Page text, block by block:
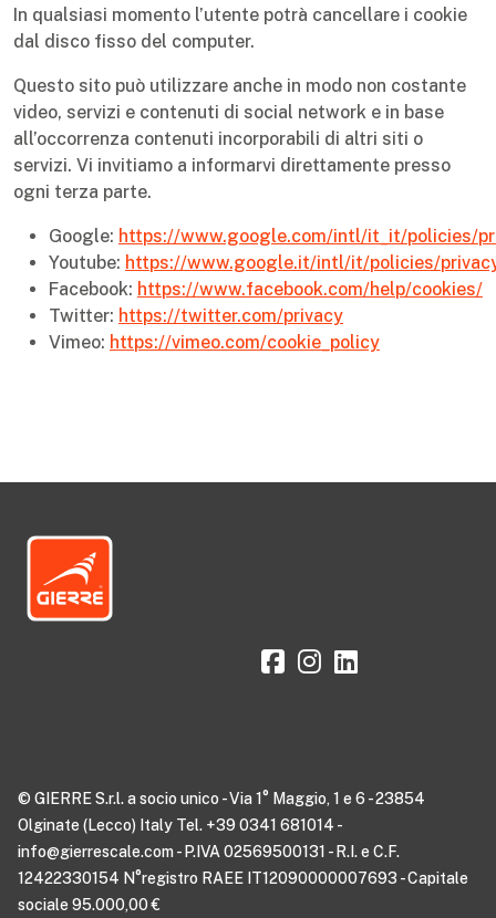
In qualsiasi momento l’utente potrà cancellare i cookie
dal disco fisso del computer.
Questo sito può utilizzare anche in modo non costante
video, servizi e contenuti di social network e in base
all’occorrenza contenuti incorporabili di altri siti o
servizi. Vi invitiamo a informarvi direttamente presso
ogni terza parte.
Google: https://www.google.com/intl/it_it/policies/
Youtube: https://www.google.it/intl/it/policies/
Facebook: https://www.facebook.com/help/cookies/
Twitter: https://twitter.com/privacy
Vimeo: https://vimeo.com/cookie_policy
© GIERRE S.r.l. a socio unico - Via 1° Maggio, 1 e 6 - 23854
Olginate (Lecco) Italy Tel. +39 0341 681014 -
info@gierrescale.com - P.IVA 02569500131 - R.I. e C.F.
12422330154 N°registro RAEE IT12090000007693 - Capitale
sociale 95.000,00 €